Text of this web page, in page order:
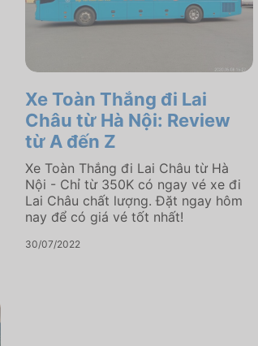
Xe Toàn Thắng đi Lai
Châu từ Hà Nội: Review
từ A đến Z
Xe Toàn Thắng đi Lai Châu từ Hà
Nội - Chỉ từ 350K có ngay vé xe đi
Lai Châu chất lượng. Đặt ngay hôm
nay để có giá vé tốt nhất!
30/07/2022